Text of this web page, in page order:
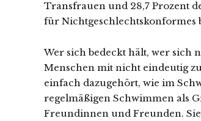
Transfrauen und 28,7 Prozent
für Nichtgeschlechtskonformes
Wer sich bedeckt hält, wer sich
Menschen mit nicht eindeutig
einfach dazugehört, wie im
regelmäßigen Schwimmen als
Freundinnen und Freunden.